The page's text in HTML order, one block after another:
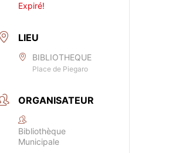
Expiré!
LIEU
BIBLIOTHEQUE
Place de Piegaro
ORGANISATEUR
Bibliothèque
Municipale